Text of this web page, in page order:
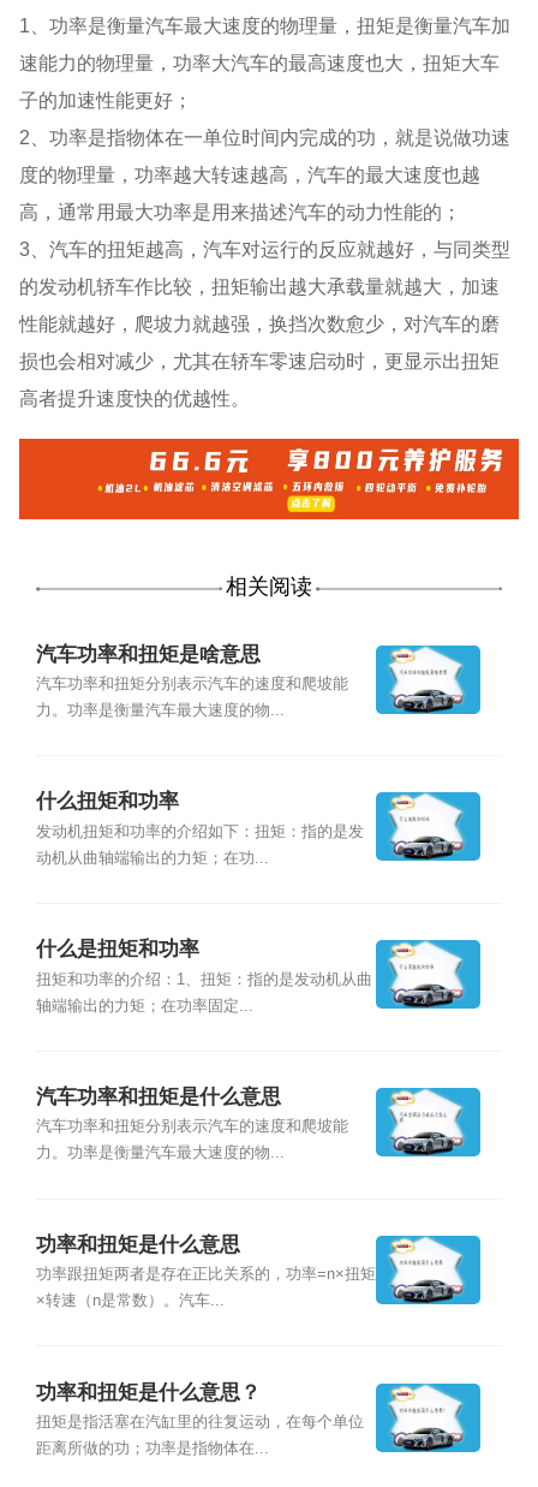
1、功率是衡量汽车最大速度的物理量，扭矩是衡量汽车加
速能力的物理量，功率大汽车的最高速度也大，扭矩大车
子的加速性能更好；
2、功率是指物体在一单位时间内完成的功，就是说做功速
度的物理量，功率越大转速越高，汽车的最大速度也越
高，通常用最大功率是用来描述汽车的动力性能的；
3、汽车的扭矩越高，汽车对运行的反应就越好，与同类型
的发动机轿车作比较，扭矩输出越大承载量就越大，加速
性能就越好，爬坡力就越强，换挡次数愈少，对汽车的磨
损也会相对减少，尤其在轿车零速启动时，更显示出扭矩
高者提升速度快的优越性。
相关阅读
汽车功率和扭矩是啥意思
汽车功率和扭矩分别表示汽车的速度和爬坡能
力。功率是衡量汽车最大速度的物...
什么扭矩和功率
发动机扭矩和功率的介绍如下：扭矩：指的是发
动机从曲轴端输出的力矩；在功...
什么是扭矩和功率
扭矩和功率的介绍：1、扭矩：指的是发动机从曲
轴端输出的力矩；在功率固定...
汽车功率和扭矩是什么意思
汽车功率和扭矩分别表示汽车的速度和爬坡能
力。功率是衡量汽车最大速度的物...
功率和扭矩是什么意思
功率跟扭矩两者是存在正比关系的，功率=n×扭矩
×转速（n是常数）。汽车...
功率和扭矩是什么意思？
扭矩是指活塞在汽缸里的往复运动，在每个单位
距离所做的功；功率是指物体在...